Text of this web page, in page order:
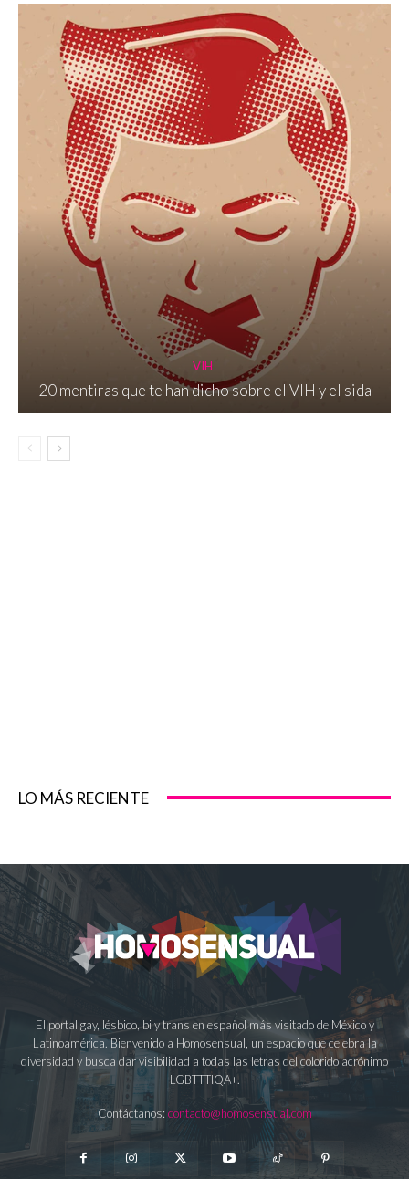
VIH
20 mentiras que te han dicho sobre el VIH y el sida
LO MÁS RECIENTE
El portal gay, lésbico, bi y trans en español más visitado de México y
Latinoamérica. Bienvenido a Homosensual, un espacio que celebra la
diversidad y busca dar visibilidad a todas las letras del colorido acrónimo
LGBTTTIQA+.
Contáctanos: contacto@homosensual.com